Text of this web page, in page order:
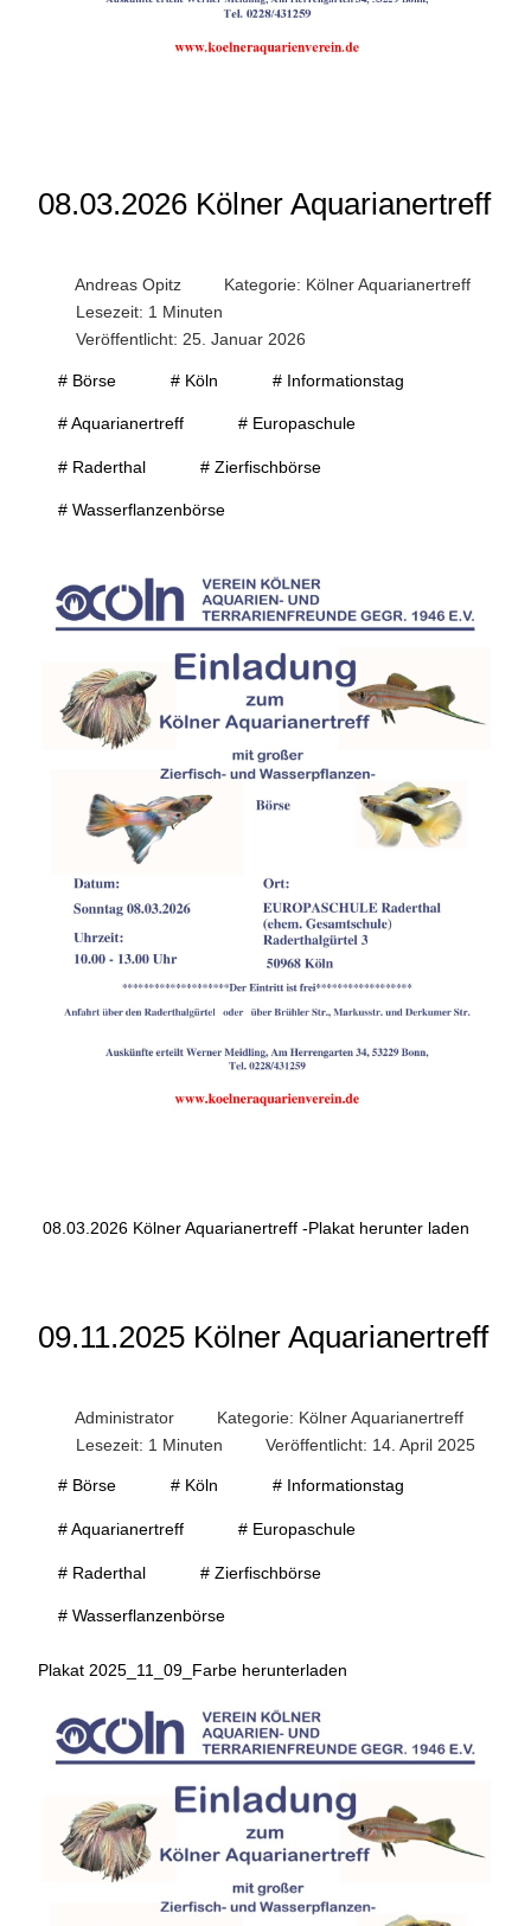
08.03.2026 Kölner Aquarianertreff
Andreas Opitz Kategorie: Kölner Aquarianertreff
Lesezeit: 1 Minuten
Veröffentlicht: 25. Januar 2026
# Börse # Köln # Informationstag
# Aquarianertreff # Europaschule
# Raderthal # Zierfischbörse
# Wasserflanzenbörse
08.03.2026 Kölner Aquarianertreff -Plakat herunter laden
09.11.2025 Kölner Aquarianertreff
Administrator Kategorie: Kölner Aquarianertreff
Lesezeit: 1 Minuten
Veröffentlicht: 14. April 2025
# Börse # Köln # Informationstag
# Aquarianertreff # Europaschule
# Raderthal # Zierfischbörse
# Wasserflanzenbörse
Plakat 2025_11_09_Farbe herunterladen